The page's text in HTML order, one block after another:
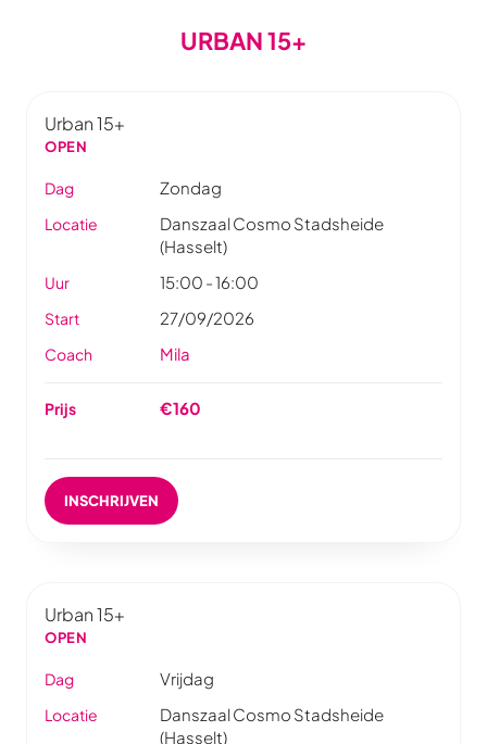
URBAN 15+
Urban 15+
OPEN
Dag Zondag
Locatie
Danszaal Cosmo Stadsheide
(Hasselt)
Uur 15:00 - 16:00
Start 27/09/2026
Coach Mila
Prijs €160
INSCHRIJVEN
Urban 15+
OPEN
Dag Vrijdag
Locatie
Danszaal Cosmo Stadsheide
(Hasselt)